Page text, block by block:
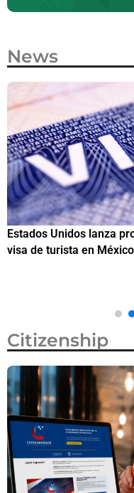
News
Estados Unidos lanza
visa de turista en
Citizenship